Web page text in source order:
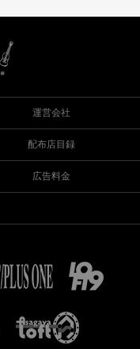
運営会社
配布店目録
広告料金